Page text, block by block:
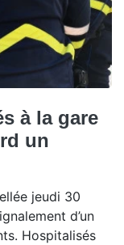
à la gare
un
jeudi 30
d’un
Hospitalisés